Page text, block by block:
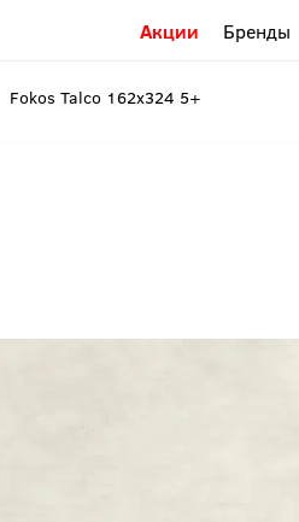
Акции Бренды
Fokos Talco 162х324 5+